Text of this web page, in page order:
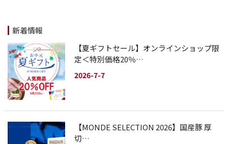
新着情報
【夏ギフトセール】オンラインショップ限
定＜特別価格20％…
2026-7-7
【MONDE SELECTION 2026】国産豚 厚
切…